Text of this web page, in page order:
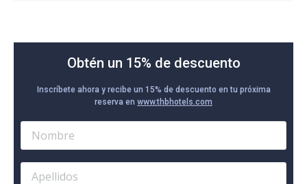
Obtén un 15% de descuento
Inscríbete ahora y recibe un 15% de descuento en tu próxima
reserva en www.thbhotels.com